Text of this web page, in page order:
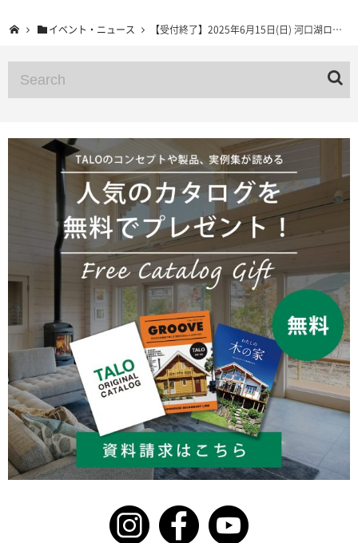
イベント・ニュース 【受付終了】2025年6月15日(日) 河口湖ログハウス見学ツアー 山梨県鳴沢村